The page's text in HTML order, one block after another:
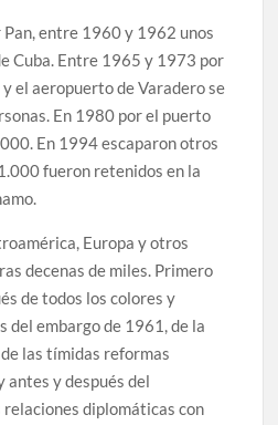
entre 1960 y 1962 unos
Cuba. Entre 1965 y 1973 por
el aeropuerto de Varadero se
En 1980 por el puerto
En 1994 escaparon otros
fueron retenidos en la
Europa y otros
decenas de miles. Primero
de todos los colores y
del embargo de 1961, de la
las tímidas reformas
antes y después del
diplomáticas con